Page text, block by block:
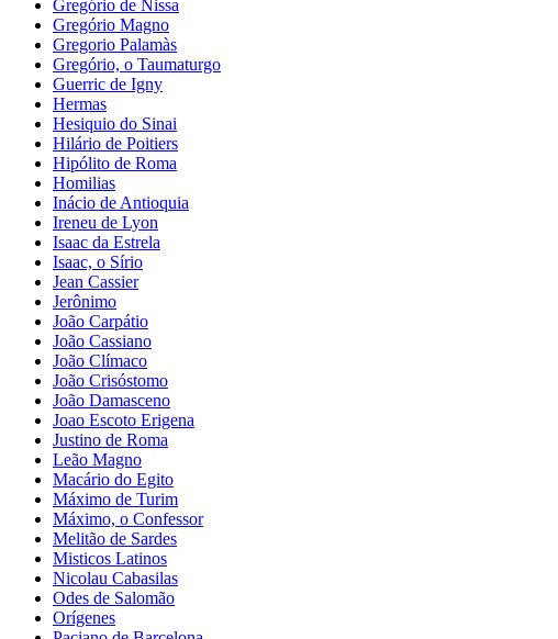
Gregório de Nissa
Gregório Magno
Gregorio Palamàs
Gregório, o Taumaturgo
Guerric de Igny
Hermas
Hesiquio do Sinai
Hilário de Poitiers
Hipólito de Roma
Homilias
Inácio de Antioquia
Ireneu de Lyon
Isaac da Estrela
Isaac, o Sírio
Jean Cassier
Jerônimo
João Carpátio
João Cassiano
João Clímaco
João Crisóstomo
João Damasceno
Joao Escoto Erigena
Justino de Roma
Leão Magno
Macário do Egito
Máximo de Turim
Máximo, o Confessor
Melitão de Sardes
Misticos Latinos
Nicolau Cabasilas
Odes de Salomão
Orígenes